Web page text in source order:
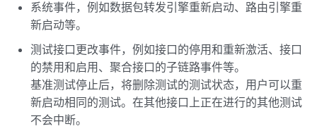
系统事件，例如数据包转发引擎重新启动、路由引擎重
新启动等。
测试接口更改事件，例如接口的停用和重新激活、接口
的禁用和启用、聚合接口的子链路事件等。
基准测试停止后，将删除测试的测试状态，用户可以重
新启动相同的测试。在其他接口上正在进行的其他测试
不会中断。